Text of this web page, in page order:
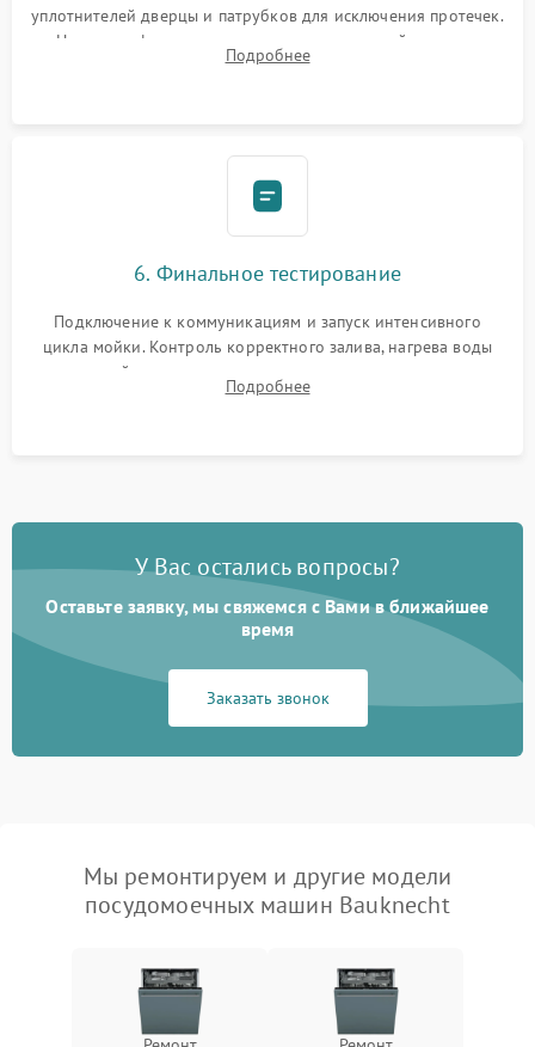
уплотнителей дверцы и патрубков для исключения протечек.
Надежная фиксация хомутов гидравлической системы,
сборка корпуса и установка датчика поплавка.
Подробнее
6. Финальное тестирование
Подключение к коммуникациям и запуск интенсивного
цикла мойки. Контроль корректного залива, нагрева воды
до нужной температуры, отсутствия посторонних шумов,
штатного слива и абсолютной сухости в поддоне.
Подробнее
У Вас остались вопросы?
Оставьте заявку, мы свяжемся с Вами в ближайшее
время
Заказать звонок
Мы ремонтируем и другие модели
посудомоечных машин Bauknecht